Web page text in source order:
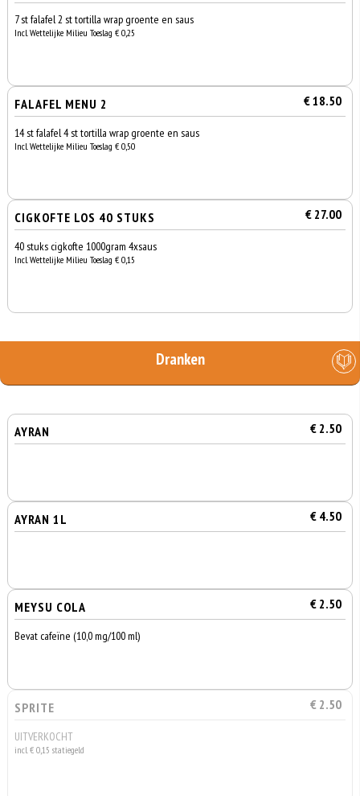
7 st falafel 2 st tortilla wrap groente en saus
Incl. Wettelijke Milieu Toeslag € 0,25
FALAFEL MENU 2 € 18.50
14 st falafel 4 st tortilla wrap groente en saus
Incl. Wettelijke Milieu Toeslag € 0,50
CIGKOFTE LOS 40 STUKS € 27.00
40 stuks cigkofte 1000gram 4xsaus
Incl. Wettelijke Milieu Toeslag € 0,15
Dranken
AYRAN € 2.50
AYRAN 1L € 4.50
MEYSU COLA € 2.50
Bevat cafeïne (10,0 mg/100 ml)
SPRITE € 2.50
UITVERKOCHT
incl. € 0,15 statiegeld